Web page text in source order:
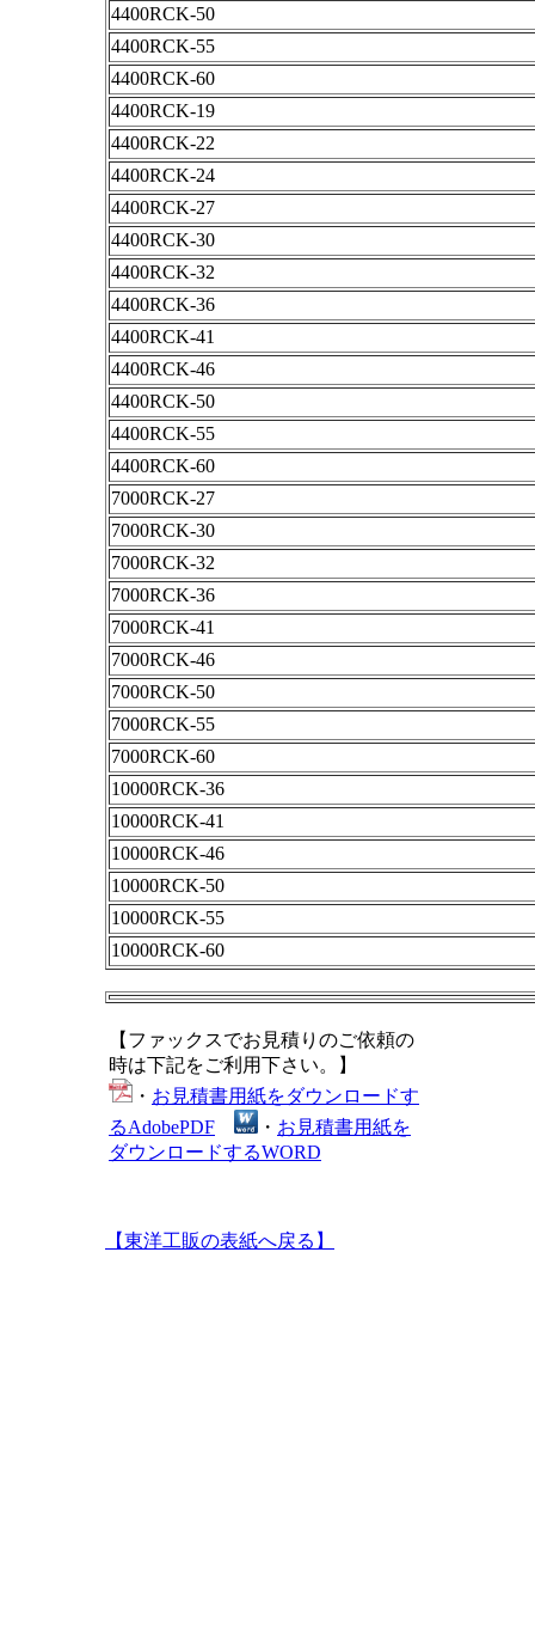
4400RCK-50
4400RCK-55
4400RCK-60
4400RCK-19
4400RCK-22
4400RCK-24
4400RCK-27
4400RCK-30
4400RCK-32
4400RCK-36
4400RCK-41
4400RCK-46
4400RCK-50
4400RCK-55
4400RCK-60
7000RCK-27
7000RCK-30
7000RCK-32
7000RCK-36
7000RCK-41
7000RCK-46
7000RCK-50
7000RCK-55
7000RCK-60
10000RCK-36
10000RCK-41
10000RCK-46
10000RCK-50
10000RCK-55
10000RCK-60
【ファックスでお見積りのご依頼の
時は下記をご利用下さい。】
・ お見積書用紙をダウンロードす
るAdobePDF
・ お見積書用紙を
ダウンロードするWORD
【東洋工販の表紙へ戻る】